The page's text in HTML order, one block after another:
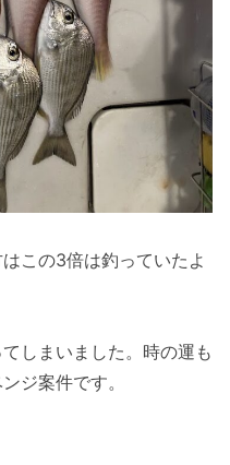
この3倍は釣っていたよ
しまいました。時の運も
ジ案件です。